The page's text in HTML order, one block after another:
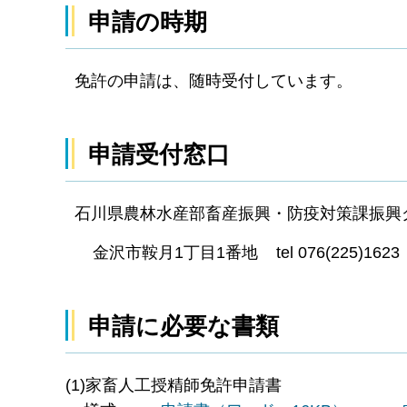
申請の時期
免許の申請は、随時受付しています。
申請受付窓口
石川県農林水産部畜産振興・防疫対策課振興
金沢市鞍月1丁目1番地 tel 076(225)1623
申請に必要な書類
(1)家畜人工授精師免許申請書